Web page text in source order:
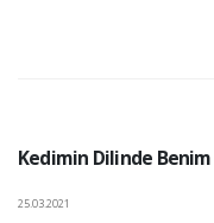
Kedimin Dilinde Benim
25.03.2021